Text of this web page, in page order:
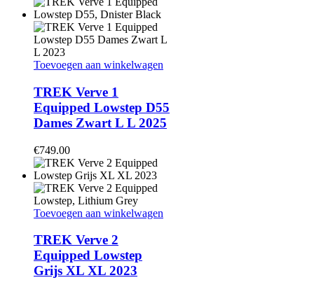
kan
gekozen
worden
op
productpagina
Toevoegen aan winkelwagen
TREK Verve 1
Equipped Lowstep D55
Dames Zwart L L 2025
€749.00
Toevoegen aan winkelwagen
TREK Verve 2
Equipped Lowstep
Grijs XL XL 2023